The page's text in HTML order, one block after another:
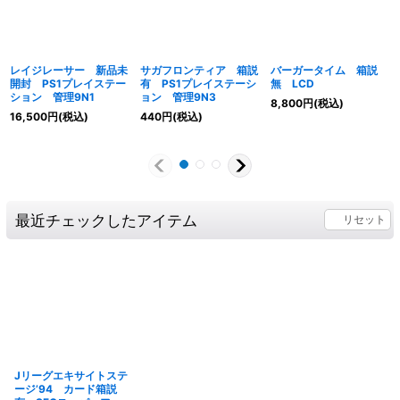
レイジレーサー 新品未
開封 PS1プレイステー
ション 管理9N1
16,500円(税込)
サガフロンティア 箱説
有 PS1プレイステーシ
ョン 管理9N3
440円(税込)
バーガータイム 箱説
無 LCD
8,800円(税込)
最近チェックしたアイテム リセット
Jリーグエキサイトステ
ージ’94 カード箱説